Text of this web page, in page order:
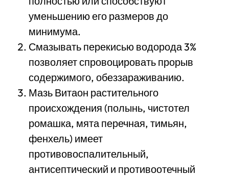
уменьшению его размеров до
минимума.
Смазывать перекисью водорода 3%
позволяет спровоцировать прорыв
содержимого, обеззараживанию.
Мазь Витаон растительного
происхождения (полынь, чистотел
ромашка, мята перечная, тимьян,
фенхель) имеет
противовоспалительный,
антисептический и противоотечный